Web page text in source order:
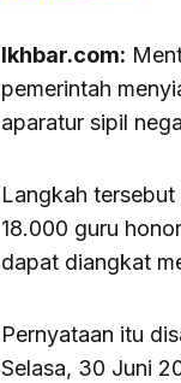
Ikhbar.com:
pemerintah
aparatur sipil
Langkah
18.000 guru
dapat diangkat
Pernyataan itu
Selasa, 30 Juni